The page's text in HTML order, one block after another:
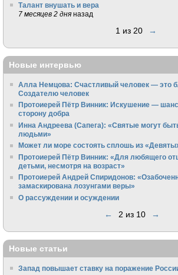
Талант внушать и вера
7 месяцев 2 дня назад
1 из 20 →
Новые интервью
Алла Немцова: Счастливый человек — это
Создателю человек
Протоиерей Пётр Винник: Искушение —
сторону добра
Инна Андреева (Сапега): «Святые могут
людьми»
Может ли море состоять сплошь из
Протоиерей Пётр Винник: «Для любящего
детьми, несмотря на возраст»
Протоиерей Андрей Спиридонов:
замаскирована лозунгами веры»
О рассуждении и осуждении
← 2 из 10 →
Новые статьи
Запад повышает ставку на поражение